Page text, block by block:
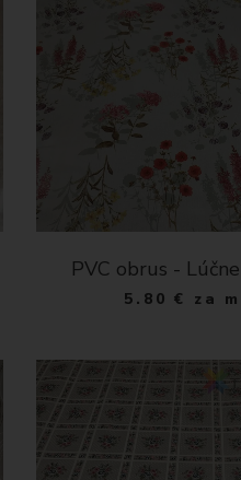
PVC obrus -
5.80 € za m